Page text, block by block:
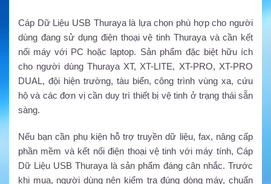
Cáp Dữ Liệu USB Thuraya là lựa chọn phù hợp cho người
dùng đang sử dụng điện thoại vệ tinh Thuraya và cần kết
nối máy với PC hoặc laptop. Sản phẩm đặc biệt hữu ích
cho người dùng Thuraya XT, XT-LITE, XT-PRO, XT-PRO
DUAL, đội hiện trường, tàu biển, công trình vùng xa, cứu
hộ và các đơn vị cần duy trì thiết bị vệ tinh ở trạng thái sẵn
sàng.
Nếu bạn cần phụ kiện hỗ trợ truyền dữ liệu, fax, nâng cấp
phần mềm và kết nối điện thoại vệ tinh với máy tính, Cáp
Dữ Liệu USB Thuraya là sản phẩm đáng cân nhắc. Trước
khi mua, người dùng nên kiểm tra đúng dòng máy, chuẩn